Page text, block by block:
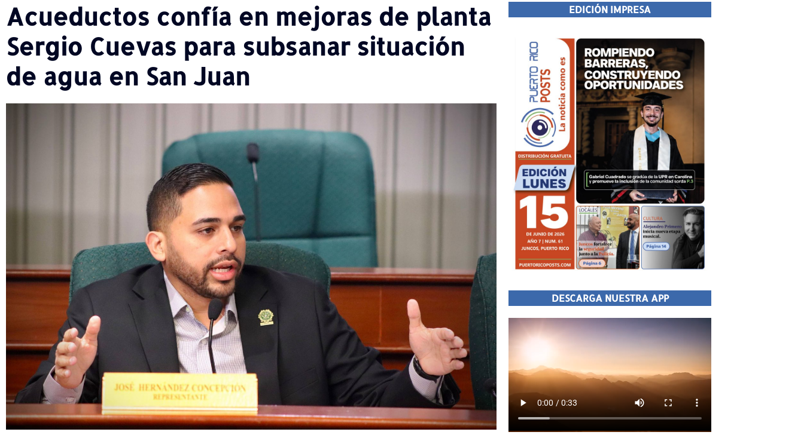
Acueductos confía en mejoras de planta
Sergio Cuevas para subsanar situación
de agua en San Juan
EDICIÓN IMPRESA
DESCARGA NUESTRA APP